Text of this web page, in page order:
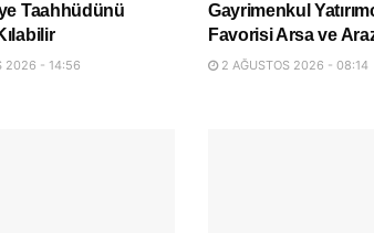
Taahhüdünü
2026 - 14:56
Gayrimenkul
Favorisi Arsa ve
2 AĞUSTOS 2026 - 08:14